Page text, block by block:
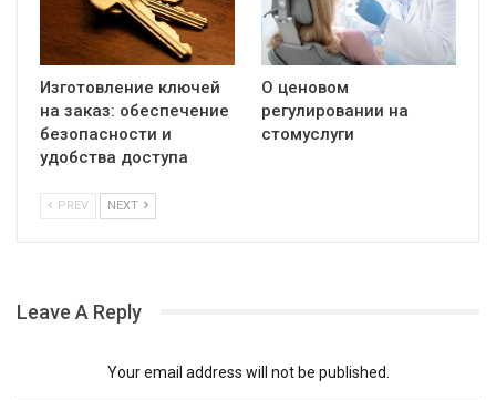
Изготовление ключей
на заказ: обеспечение
безопасности и
удобства доступа
О ценовом
регулировании на
стомуслуги
PREV NEXT
Leave A Reply
Your email address will not be published.